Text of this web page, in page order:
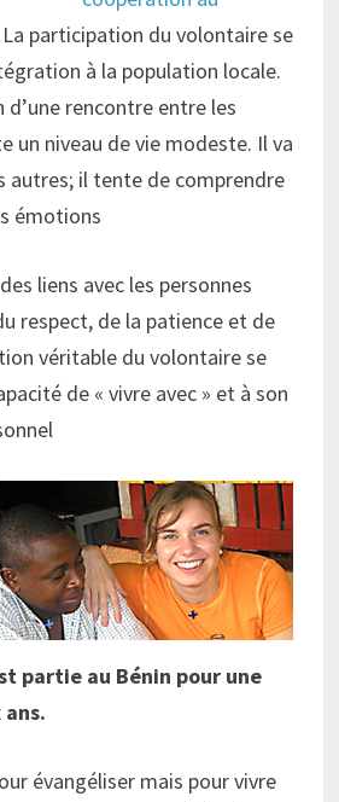
participation du volontaire se
à la population locale.
d’une rencontre entre les
un niveau de vie modeste. Il va
autres; il tente de comprendre
émotions
liens avec les personnes
respect, de la patience et de
véritable du volontaire se
de « vivre avec » et à son
partie au Bénin pour une
évangéliser mais pour vivre